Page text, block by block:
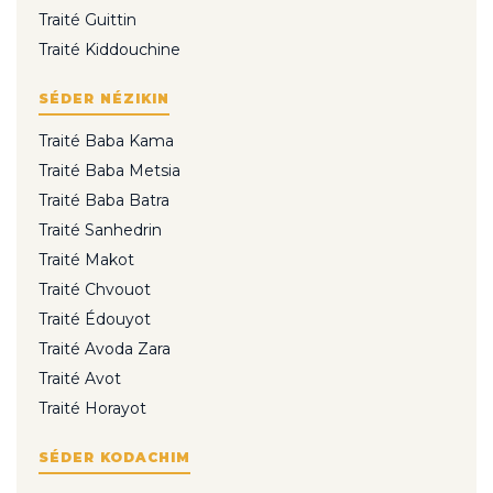
Traité Guittin
Traité Kiddouchine
SÉDER NÉZIKIN
Traité Baba Kama
Traité Baba Metsia
Traité Baba Batra
Traité Sanhedrin
Traité Makot
Traité Chvouot
Traité Édouyot
Traité Avoda Zara
Traité Avot
Traité Horayot
SÉDER KODACHIM